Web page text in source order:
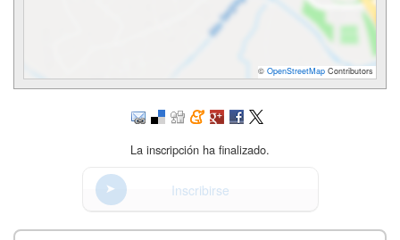
© OpenStreetMap Contributors
La inscripción ha finalizado.
Inscribirse